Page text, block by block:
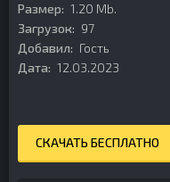
Размер: 1.20 Mb.
Загрузок: 97
Добавил: Гость
Дата: 12.03.2023
СКАЧАТЬ БЕСПЛАТНО